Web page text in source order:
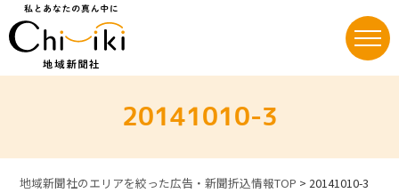
20141010-3
地域新聞社のエリアを絞った広告・新聞折込情報TOP >20141010-3